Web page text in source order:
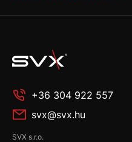
+36 304 922 557
svx@svx.hu
SVX s.r.o.